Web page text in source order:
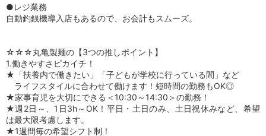
●レジ業務
自動釣銭機導入店もあるので、お会計もスムーズ。
☆☆☆丸亀製麺の【3つの推しポイント】
1.働きやすさピカイチ！
★「扶養内で働きたい」「子どもが学校に行っている間」など
ライフスタイルに合わせて働けます！短時間の勤務もOK◎
★家事育児を大切にできる＜10:30～14:30＞の勤務！
★週2日～、1日3h～OK！平日・土日のみ、土日祝休みなど、希望
は最大限考慮します。
★1週間毎の希望シフト制！